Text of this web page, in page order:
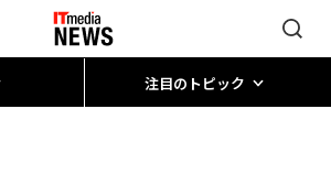
注目のトピック